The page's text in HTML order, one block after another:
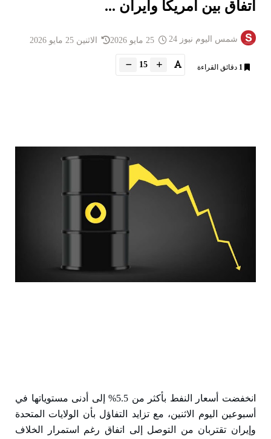
اتفاق بين امريكا وايران ...
شمس اليوم نيوز 24 الاثنين 25 مايو 2026
1 دقائق القراءة 15
نخفضت أسعار النفط بأكثر من 5.5% إلى أدنى مستوياتها في
أسبوعين اليوم الاثنين، مع تزايد التفاؤل بأن الولايات المتحدة
وإيران تقتربان من التوصل إلى اتفاق رغم استمرار الخلاف